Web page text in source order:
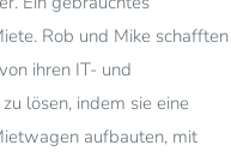
Rob und Mike schafften
ihren IT- und
lösen, indem sie eine
aufbauten, mit